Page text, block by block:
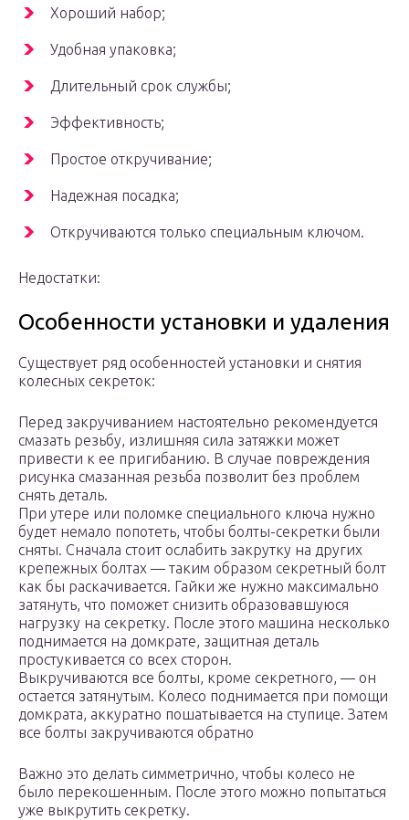
Хороший набор;
Удобная упаковка;
Длительный срок службы;
Эффективность;
Простое откручивание;
Надежная посадка;
Откручиваются только специальным ключом.
Недостатки:
Особенности установки и удаления
Существует ряд особенностей установки и снятия
колесных секреток:
Перед закручиванием настоятельно рекомендуется
смазать резьбу, излишняя сила затяжки может
привести к ее пригибанию. В случае повреждения
рисунка смазанная резьба позволит без проблем
снять деталь.
При утере или поломке специального ключа нужно
будет немало попотеть, чтобы болты-секретки были
сняты. Сначала стоит ослабить закрутку на других
крепежных болтах — таким образом секретный болт
как бы раскачивается. Гайки же нужно максимально
затянуть, что поможет снизить образовавшуюся
нагрузку на секретку. После этого машина несколько
поднимается на домкрате, защитная деталь
простукивается со всех сторон.
Выкручиваются все болты, кроме секретного, — он
остается затянутым. Колесо поднимается при помощи
домкрата, аккуратно пошатывается на ступице. Затем
все болты закручиваются обратно
Важно это делать симметрично, чтобы колесо не
было перекошенным. После этого можно попытаться
уже выкрутить секретку.